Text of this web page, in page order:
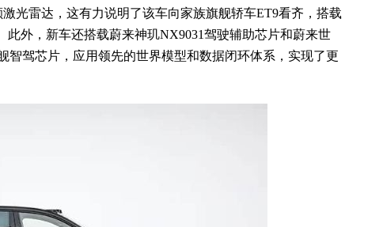
光雷达，这有力说明了该车向家族旗舰轿车ET9看齐，搭载
外，新车还搭载蔚来神玑NX9031驾驶辅助芯片和蔚来世
智驾芯片，应用领先的世界模型和数据闭环体系，实现了更